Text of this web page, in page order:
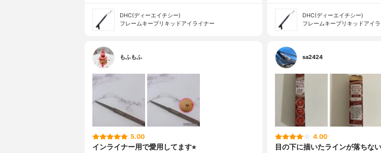
DHC(ディーエイチシー)
フレームキープリキッドアイライナー
DHC(ディーエイチシー)
フレームキープリキッドアイ
もふもふ
5.00
インライナー用で愛用してます⭐︎
sa2424
4.00
目の下に描いたラインが落ちな